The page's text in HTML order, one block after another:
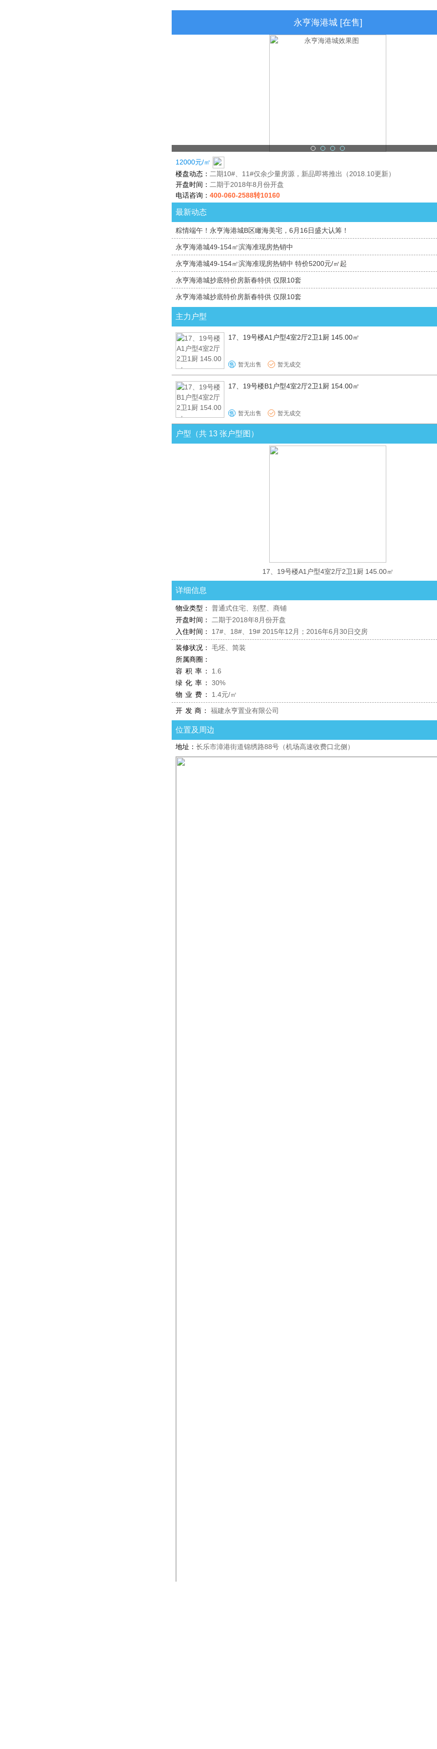
永亨海港城 [在售]
12000元/㎡
楼盘动态： 二期10#、11#仅余少量房源，新品即将推出（2018.10更新）
开盘时间： 二期于2018年8月份开盘
电话咨询： 400-060-2588转10160
最新动态
粽情端午！永亨海港城B区瞰海美宅，6月16日盛大认筹！
永亨海港城49-154㎡滨海准现房热销中
永亨海港城49-154㎡滨海准现房热销中 特价5200元/㎡起
永亨海港城抄底特价房新春特供 仅限10套
永亨海港城抄底特价房新春特供 仅限10套
主力户型
17、19号楼A1户型4室2厅2卫1厨 145.00㎡
售 暂无出售 暂无成交
17、19号楼B1户型4室2厅2卫1厨 154.00㎡
售 暂无出售 暂无成交
户型（共 13 张户型图）
17、19号楼A1户型4室2厅2卫1厨 145.00㎡
详细信息
物业类型：
普通式住宅、别墅、商铺
开盘时间：
二期于2018年8月份开盘
入住时间：
17#、18#、19# 2015年12月；2016年6月30日交房
装修状况：
毛坯、简装
所属商圈：
容 积 率：
1.6
绿 化 率：
30%
物 业 费：
1.4元/㎡
开 发 商： 福建永亨置业有限公司
位置及周边
地址： 长乐市漳港街道锦绣路88号（机场高速收费口北侧）